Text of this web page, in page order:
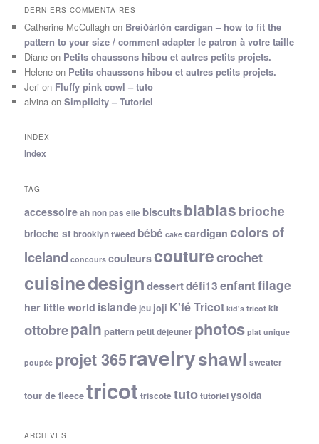
DERNIERS COMMENTAIRES
Catherine McCullagh on Breiðárlón cardigan – how to fit the
pattern to your size / comment adapter le patron à votre taille
Diane on Petits chaussons hibou et autres petits projets.
Helene on Petits chaussons hibou et autres petits projets.
Jeri on Fluffy pink cowl – tuto
alvina onSimplicity – Tutoriel
INDEX
Index
TAG
accessoireah non pas elle biscuitsblablas brioche
brioche st brooklyn tweed bébé cake cardigan colors of
Iceland concours couleurscouturecrochet
cuisinedesigndessertdéfi13enfantfilage
her little world islande jeu joji K'fé Tricot kid's tricot kit
ottobrepain pattern petit déjeuner photos plat unique
poupée projet 365ravelryshawl sweater
tour de fleecetricot triscote tutotutorielysolda
ARCHIVES